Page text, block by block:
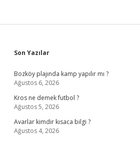
Sidebar
Son Yazılar
Bozköy plajında kamp yapılır mı ?
Ağustos 6, 2026
Kros ne demek futbol ?
Ağustos 5, 2026
Avarlar kimdir kısaca bilgi ?
Ağustos 4, 2026